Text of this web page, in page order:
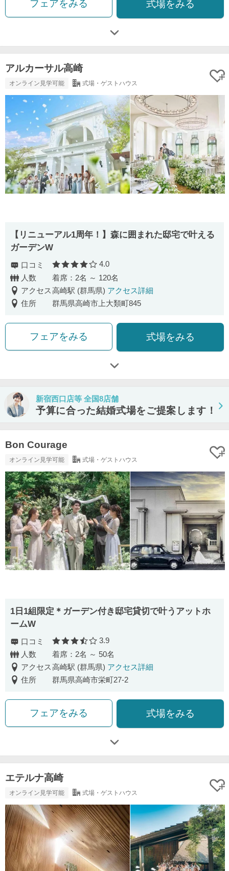
フェアをみる 式場をみる
アルカーサル高崎
オンライン見学可能 式場・ゲストハウス
【リニューアル1周年！】森に囲まれた邸宅で叶える
ガーデンW
口コミ 口コミ評価
4.0
人数
着席：2名 ～ 120名
アクセス高崎駅 (群馬県) アクセス詳細
住所
群馬県高崎市上大類町845
フェアをみる 式場をみる
新宿西口店等 全国8店舗
予算に合った結婚式場をご提案します！
Bon Courage
オンライン見学可能 式場・ゲストハウス
1日1組限定＊ガーデン付き邸宅貸切で叶うアットホ
ームW
口コミ 口コミ評価
3.9
人数
着席：2名 ～ 50名
アクセス高崎駅 (群馬県) アクセス詳細
住所
群馬県高崎市栄町27-2
フェアをみる 式場をみる
エテルナ高崎
オンライン見学可能 式場・ゲストハウス